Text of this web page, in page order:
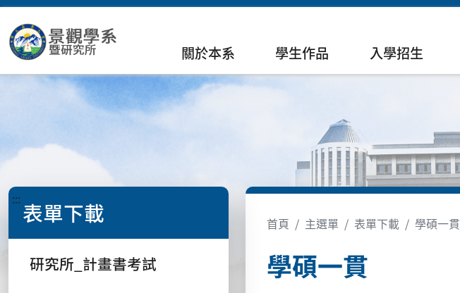
關於本系 學生作品 入學招生
::: 表單下載
研究所_計畫書考試
首頁 主選單 表單下載 學碩一貫
學碩一貫